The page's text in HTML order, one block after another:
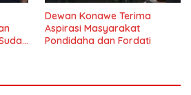
Dewan Konawe Terima
Aspirasi Masyarakat
Pondidaha dan Fordati